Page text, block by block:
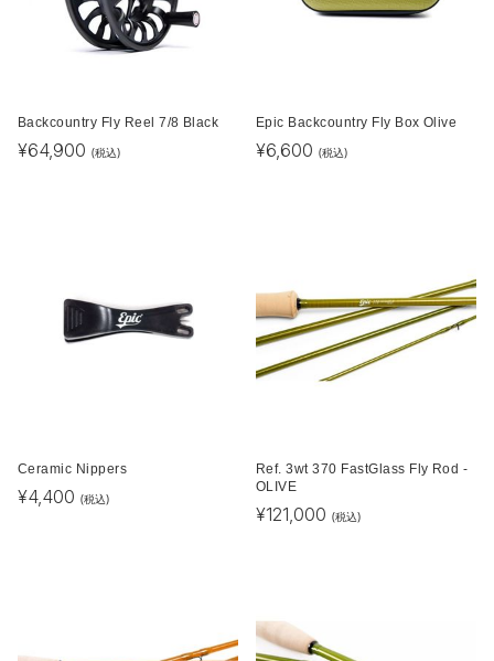
Backcountry Fly Reel 7/8 Black
¥64,900 (税込)
Epic Backcountry Fly Box Olive
¥6,600 (税込)
Ceramic Nippers
¥4,400 (税込)
Ref. 3wt 370 FastGlass Fly Rod -
OLIVE
¥121,000 (税込)